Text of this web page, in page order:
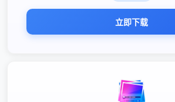
立即下载